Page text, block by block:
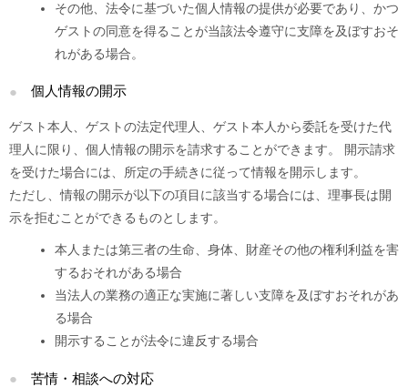
その他、法令に基づいた個人情報の提供が必要であり、かつ
ゲストの同意を得ることが当該法令遵守に支障を及ぼすおそ
れがある場合。
個人情報の開示
ゲスト本人、ゲストの法定代理人、ゲスト本人から委託を受けた代
理人に限り、個人情報の開示を請求することができます。 開示請求
を受けた場合には、所定の手続きに従って情報を開示します。
ただし、情報の開示が以下の項目に該当する場合には、理事長は開
示を拒むことができるものとします。
本人または第三者の生命、身体、財産その他の権利利益を害
するおそれがある場合
当法人の業務の適正な実施に著しい支障を及ぼすおそれがあ
る場合
開示することが法令に違反する場合
苦情・相談への対応